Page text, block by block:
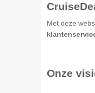
Met deze
Onze